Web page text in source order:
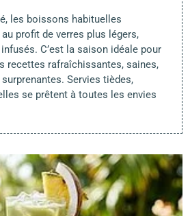
les boissons habituelles
profit de verres plus légers,
C’est la saison idéale pour
recettes rafraîchissantes, saines,
Servies tièdes,
se prêtent à toutes les envies